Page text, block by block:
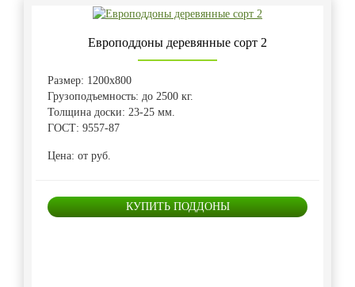
Европоддоны деревянные сорт 2
Размер: 1200х800
Грузоподъемность: до 2500 кг.
Толщина доски: 23-25 мм.
ГОСТ: 9557-87
Цена: от руб.
КУПИТЬ ПОДДОНЫ